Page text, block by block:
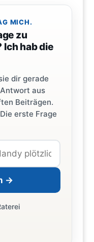
MICH.
zu
Ich hab die
dir gerade
aus
Beiträgen.
erste Frage
→